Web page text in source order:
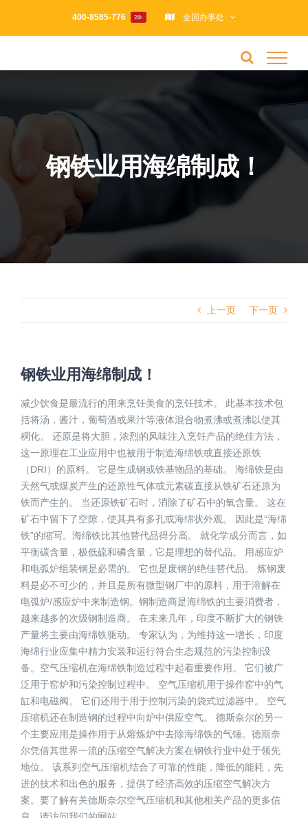
400-8585-776 24h 全国办事处
钢铁业用海绵制成！
上一页 下一页
钢铁业用海绵制成！
减少饮食是最流行的用来烹饪美食的烹饪技术。 此基本技术包
括将汤，酱汁，葡萄酒或果汁等液体混合物煮沸或煮沸以使其
稠化。 还原是将大胆，浓烈的风味注入烹饪产品的绝佳方法，
这一原理在工业应用中也被用于制造海绵铁或直接还原铁
（DRI）的原料。 它是生成钢或铁基物品的基础。 海绵铁是由
天然气或煤炭产生的还原性气体或元素碳直接从铁矿石还原为
铁而产生的。 当还原铁矿石时，消除了矿石中的氧含量。 这在
矿石中留下了空隙，使其具有多孔或海绵状外观。 因此是“海绵
铁”的缩写。海绵铁比其他替代品得分高。 就化学成分而言，如
平衡碳含量，极低硫和磷含量，它是理想的替代品。 用感应炉
和电弧炉组装钢是必需的。 它也是废钢的绝佳替代品。 炼钢废
料是必不可少的，并且是所有微型钢厂中的原料，用于溶解在
电弧炉/感应炉中来制造钢。钢制造商是海绵铁的主要消费者，
越来越多的次级钢制造商。 在未来几年，印度不断扩大的钢铁
产量将主要由海绵铁驱动。 专家认为，为维持这一增长，印度
海绵行业应集中精力安装和运行符合生态规范的污染控制设
备。空气压缩机在海绵铁制造过程中起着重要作用。 它们被广
泛用于窑炉和污染控制过程中。 空气压缩机用于操作窑中的气
缸和电磁阀。 它们还用于用于控制污染的袋式过滤器中。 空气
压缩机还在制造钢的过程中向炉中供应空气。 德斯奈尔的另一
个主要应用是操作用于从熔炼炉中去除海绵铁的气锤。德斯奈
尔凭借其世界一流的压缩空气解决方案在钢铁行业中处于领先
地位。 该系列空气压缩机结合了可靠的性能，降低的能耗，先
进的技术和出色的服务，提供了经济高效的压缩空气解决方
案。要了解有关德斯奈尔空气压缩机和其他相关产品的更多信